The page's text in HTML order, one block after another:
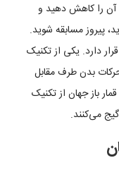
آن را کاهش دهید و
پیروز مسابقه شوید.
دارد. یکی از تکنیک
بدن طرف مقابل
باز جهان از تکنیک
می‌کنند.